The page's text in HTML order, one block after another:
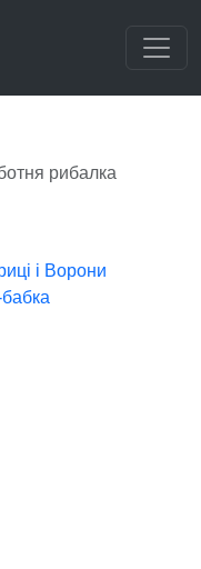
рибалка
і Ворони